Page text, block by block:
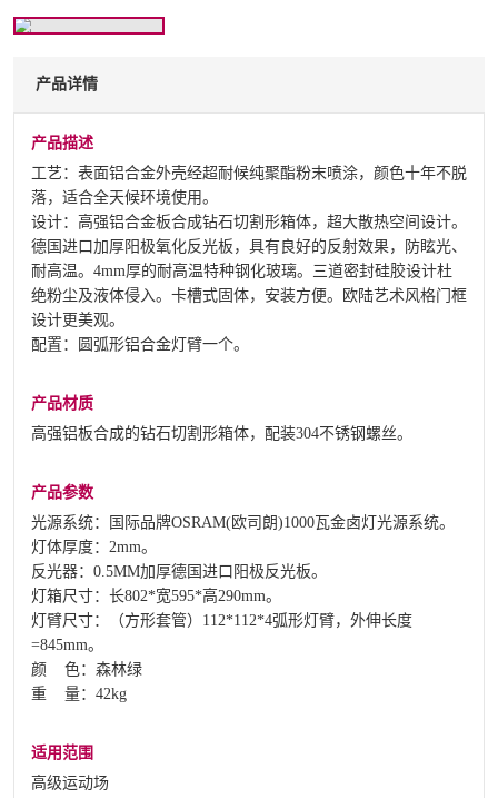
产品详情
产品描述
工艺：表面铝合金外壳经超耐候纯聚酯粉末喷涂，颜色十年不脱
落，适合全天候环境使用。
设计：高强铝合金板合成钻石切割形箱体，超大散热空间设计。
德国进口加厚阳极氧化反光板，具有良好的反射效果，防眩光、
耐高温。4mm厚的耐高温特种钢化玻璃。三道密封硅胶设计杜
绝粉尘及液体侵入。卡槽式固体，安装方便。欧陆艺术风格门框
设计更美观。
配置：圆弧形铝合金灯臂一个。
产品材质
高强铝板合成的钻石切割形箱体，配装304不锈钢螺丝。
产品参数
光源系统：国际品牌OSRAM(欧司朗)1000瓦金卤灯光源系统。
灯体厚度：2mm。
反光器：0.5MM加厚德国进口阳极反光板。
灯箱尺寸：长802*宽595*高290mm。
灯臂尺寸：（方形套管）112*112*4弧形灯臂，外伸长度
=845mm。
颜 色：森林绿
重 量：42kg
适用范围
高级运动场